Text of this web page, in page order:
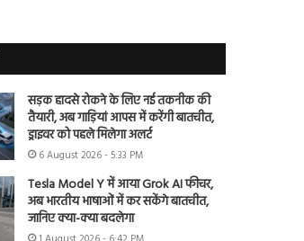
सड़क हादसे रोकने के लिए नई तकनीक की
तैयारी, अब गाड़ियां आपस में करेंगी बातचीत,
ड्राइवर को पहले मिलेगा अलर्ट
6 August 2026 - 5:33 PM
Tesla Model Y में आया Grok AI फीचर,
अब भारतीय भाषाओं में कर सकेंगे बातचीत,
जानिए क्या-क्या बदलेगा